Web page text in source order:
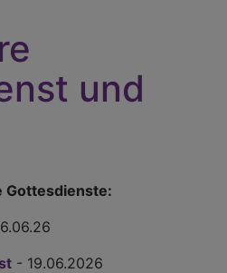
und
Gottesdienste:
- 19.06.2026